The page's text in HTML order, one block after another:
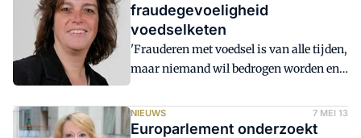
fraudegevoeligheid
voedselketen
'Frauderen met voedsel is van alle tijden,
maar niemand wil bedrogen worden en
Saskia van Ruth, buitengewoon
hoogleraar Voedselauthenticiteit en -
NIEUWS 7 MEI 13
Europarlement onderzoekt